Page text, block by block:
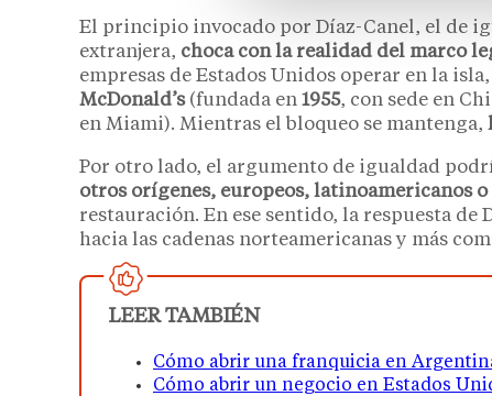
El principio invocado por Díaz-Canel, el de
extranjera, choca con la realidad del marco
empresas de Estados Unidos operar en la
McDonald’s(fundada en 1955, con sede en
en Miami). Mientras el bloqueo se mantenga,
Por otro lado, el argumento de igualdad
otros orígenes, europeos, latinoamericanos o
restauración. En ese sentido, la respuesta
hacia las cadenas norteamericanas y más
LEER TAMBIÉN
Cómo abrir una franquicia en
Cómo abrir un negocio en Estados